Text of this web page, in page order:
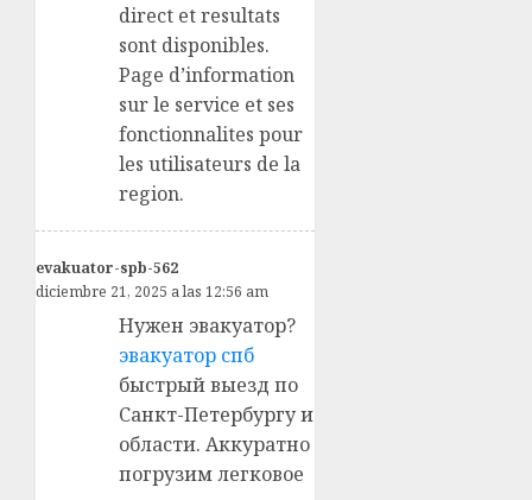
direct et resultats
sont disponibles.
Page d’information
sur le service et ses
fonctionnalites pour
les utilisateurs de la
region.
evakuator-spb-562
diciembre 21, 2025 a las 12:56 am
Нужен эвакуатор?
эвакуатор спб
быстрый выезд по
Санкт-Петербургу и
области. Аккуратно
погрузим легковое